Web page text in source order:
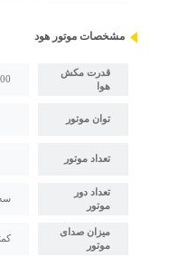
مشخصات موتور هود
قدرت مکش
هوا
600 متر
توان موتور
تعداد موتور
تعداد دور
موتور
میزان صدای
موتور
کمتر